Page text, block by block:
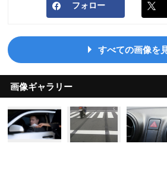
フォロー
すべての画像を
画像ギャラリー